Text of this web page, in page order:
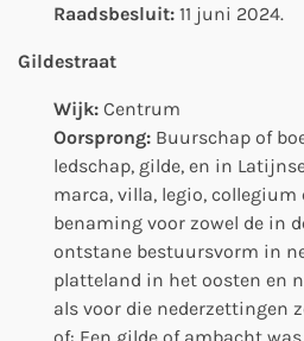
Raadsbesluit: 11 juni 2024.
Gildestraat
Wijk: Centrum
Oorsprong: Buurschap of
ledschap, gilde, en in
marca, villa, legio,
benaming voor zowel de in
ontstane bestuursvorm in
platteland in het oosten en
als voor die nederzettingen
of: Een gilde of ambacht